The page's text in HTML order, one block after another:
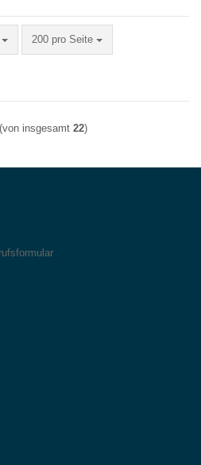
200 pro Seite
pro Seite
insgesamt 22)